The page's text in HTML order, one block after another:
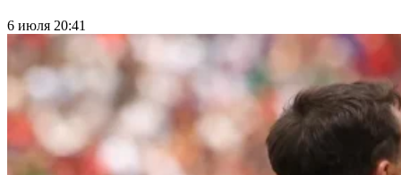
6 июля 20:41